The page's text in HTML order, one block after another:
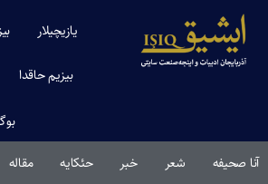
یازیچیلار
بیزیم حاقدا
آنا صحیفه شعر خبر حئکایه مقاله‌